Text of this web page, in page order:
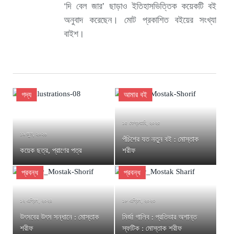
‘দি বেল জার’ ছাড়াও ইতিহাসভিত্তিক কয়েকটি বই
অনুবাদ করেছেন। মোট প্রকাশিত বইয়ের সংখ্যা
বাইশ।
গদ্য
১৯ জুন, ২০২৬
কয়েক ছত্র, প্রাণের পত্র
আমার বই
১৫ ফেব্রুয়ারি, ২০২৫
পঁচিশের যত নতুন বই : মোস্তাক
শরীফ
প্রবন্ধ
১২ এপ্রিল, ২০২৪
উৎসবের উৎস সন্ধানে : মোস্তাক
শরীফ
প্রবন্ধ
১৮ এপ্রিল, ২০২৩
মির্জা গালিব : প্রতিভার অশান্ত
স্ফটিক : মোস্তাক শরীফ